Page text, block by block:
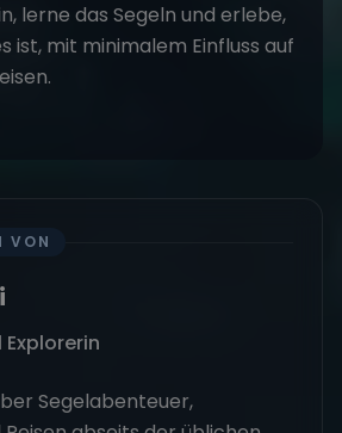
lerne das Segeln und erlebe,
ist, mit minimalem Einfluss auf
VON
Explorerin
Segelabenteuer,